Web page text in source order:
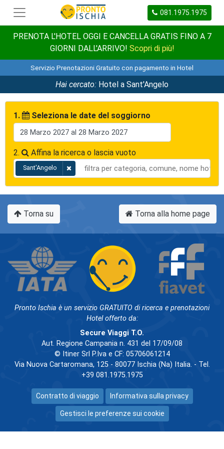
081.1975.1975
PRENOTA L'HOTEL OGGI E CANCELLA GRATIS FINO A 7
GIORNI DALL'ARRIVO! Scopri di più!
Servizio Prenotazioni Gratuito con pagamento in Hotel
Hai cercato: Hotel a Sant'Angelo
1. Seleziona le date del soggiorno
2. Affina la ricerca o lascia vuoto
Sant'Angelo
Torna su Torna alla home page
Pronto Ischia è un servizio GRATUITO di ricerca e prenotazioni
Hotel offerto da:
Secure Viaggi T.O.
Aut. Regione Campania n. 431 del 17/09/08
© Itiner Srl P.Iva e CF: 05706061214
Via Nuova Cartaromana, 125 - 80077 Ischia (Na) Italia. - Tel.
+39 081.1975.1975
Contratto di viaggio Informativa sulla privacy
Gestisci le preferenze sui cookie